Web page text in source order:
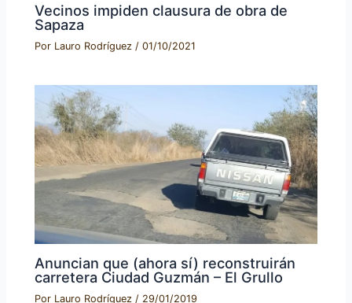
Vecinos impiden clausura de obra de
Sapaza
Por Lauro Rodríguez /01/10/2021
Anuncian que (ahora sí) reconstruirán
carretera Ciudad Guzmán – El Grullo
Por Lauro Rodríguez / 29/01/2019